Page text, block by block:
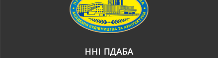
ННІ ПДАБА